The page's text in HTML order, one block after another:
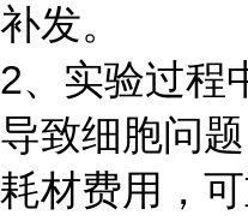
补发。
2、实验过程
导致细胞问
耗材费用，